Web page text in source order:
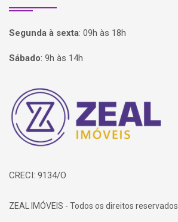
Segunda à sexta: 09h às 18h
Sábado: 9h às 14h
Página inicial
CRECI: 9134/O
ZEAL IMÓVEIS - Todos os direitos reservados.